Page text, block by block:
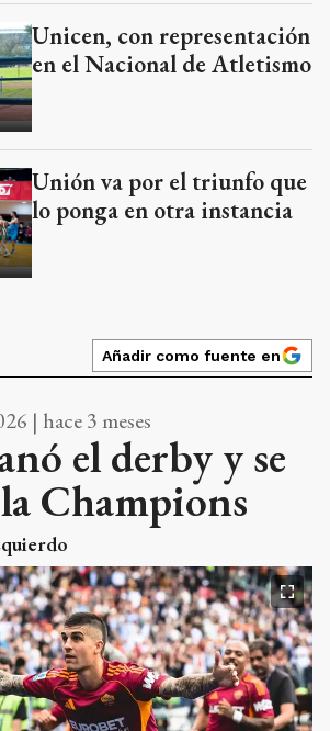
Unicen, con representación
en el Nacional de Atletismo
Unión va por el triunfo que
lo ponga en otra instancia
Añadir como fuente en
| hace 3 meses
el derby y se
Champions